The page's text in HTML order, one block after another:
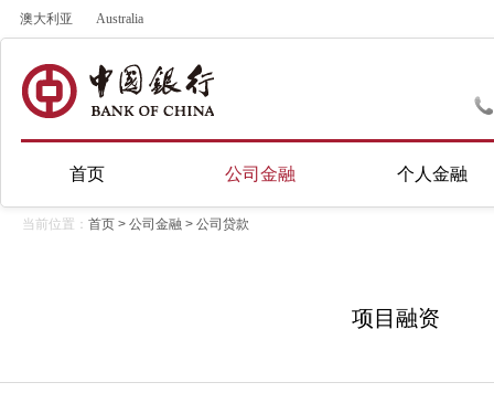
澳大利亚 Australia
首页 公司金融 个人金融
当前位置： 首页 > 公司金融 > 公司贷款
项目融资